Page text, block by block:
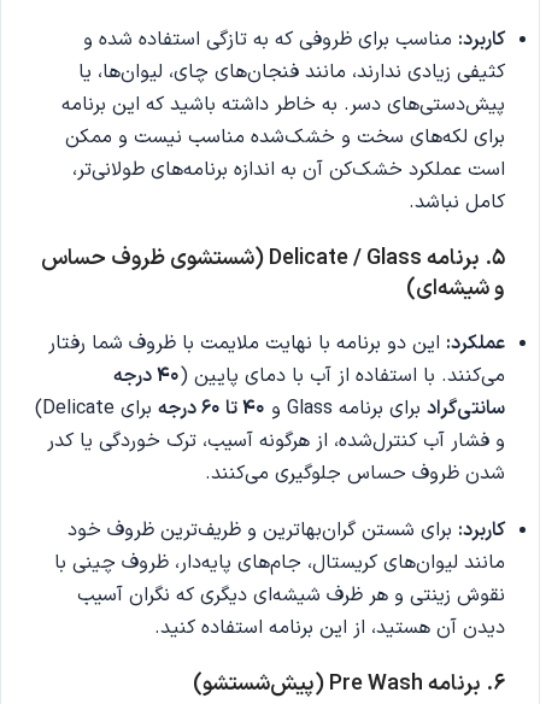
کاربرد: مناسب برای ظروفی که به تازگی استفاده شده و
کثیفی زیادی ندارند، مانند فنجان‌های چای، لیوان‌ها، یا
پیش‌دستی‌های دسر. به خاطر داشته باشید که این برنامه
برای لکه‌های سخت و خشک‌شده مناسب نیست و ممکن
است عملکرد خشک‌کن آن به اندازه برنامه‌های طولانی‌تر،
کامل نباشد.
۵. برنامه Delicate / Glass (شستشوی ظروف حساس
و شیشه‌ای)
عملکرد: این دو برنامه با نهایت ملایمت با ظروف شما رفتار
می‌کنند. با استفاده از آب با دمای پایین (
۴۰ درجه
سانتی‌گراد برای برنامه Glass و ۴۰ تا ۶۰ درجه
برای Delicate)
و فشار آب کنترل‌شده، از هرگونه آسیب، ترک خوردگی یا کدر
شدن ظروف حساس جلوگیری می‌کنند.
کاربرد: برای شستن گران‌بهاترین و ظریف‌ترین ظروف خود
مانند لیوان‌های کریستال، جام‌های پایه‌دار، ظروف چینی با
نقوش زینتی و هر ظرف شیشه‌ای دیگری که نگران آسیب
دیدن آن هستید، از این برنامه استفاده کنید.
۶. برنامه Pre Wash (پیش‌شستشو)